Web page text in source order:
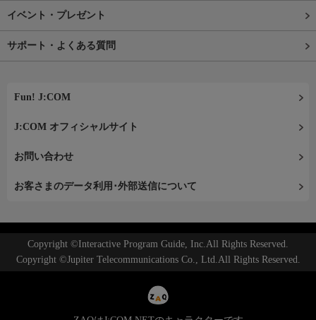
イベント・プレゼント
サポート・よくある質問
Fun! J:COM
J:COM オフィシャルサイト
お問い合わせ
お客さまのデータ利用･外部送信について
Copyright ©Interactive Program Guide, Inc.All Rights Reserved.
Copyright ©Jupiter Telecommunications Co., Ltd.All Rights Reserved.